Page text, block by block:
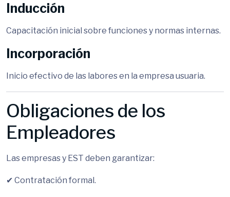
Inducción
Capacitación inicial sobre funciones y normas internas.
Incorporación
Inicio efectivo de las labores en la empresa usuaria.
Obligaciones de los
Empleadores
Las empresas y EST deben garantizar:
✔ Contratación formal.